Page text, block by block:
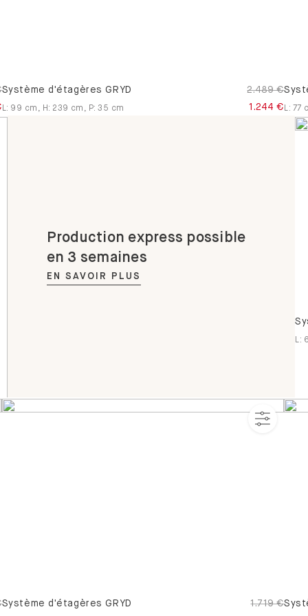
Système d'étagères GRYD
2.489 €
1.244 €
L : 99 cm H: 239 cm P:35 cm L : 77
Production express possible
en 3 semaines
EN SAVOIR PLUS
L:
Système d'étagères GRYD
1.719 €